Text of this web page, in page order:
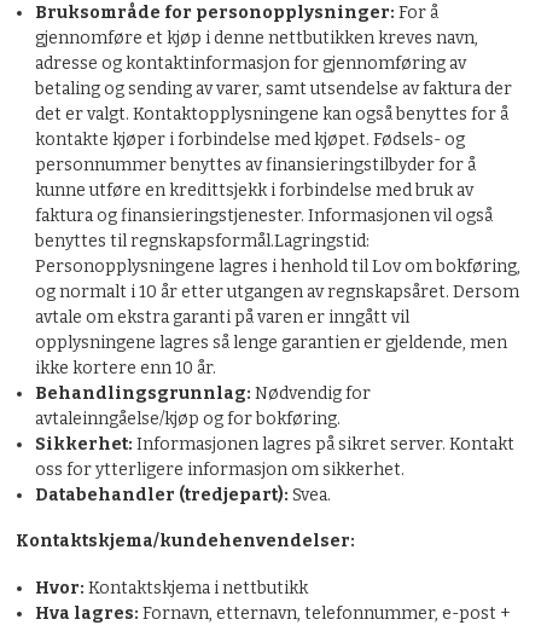
Bruksområde for personopplysninger: For å
gjennomføre et kjøp i denne nettbutikken kreves navn,
adresse og kontaktinformasjon for gjennomføring av
betaling og sending av varer, samt utsendelse av faktura der
det er valgt. Kontaktopplysningene kan også benyttes for å
kontakte kjøper i forbindelse med kjøpet. Fødsels- og
personnummer benyttes av finansieringstilbyder for å
kunne utføre en kredittsjekk i forbindelse med bruk av
faktura og finansieringstjenester. Informasjonen vil også
benyttes til regnskapsformål.Lagringstid:
Personopplysningene lagres i henhold til Lov om bokføring,
og normalt i 10 år etter utgangen av regnskapsåret. Dersom
avtale om ekstra garanti på varen er inngått vil
opplysningene lagres så lenge garantien er gjeldende, men
ikke kortere enn 10 år.
Behandlingsgrunnlag: Nødvendig for
avtaleinngåelse/kjøp og for bokføring.
Sikkerhet: Informasjonen lagres på sikret server. Kontakt
oss for ytterligere informasjon om sikkerhet.
Databehandler (tredjepart): Svea.
Kontaktskjema/kundehenvendelser:
Hvor: Kontaktskjema i nettbutikk
Hva lagres: Fornavn, etternavn, telefonnummer, e-post +